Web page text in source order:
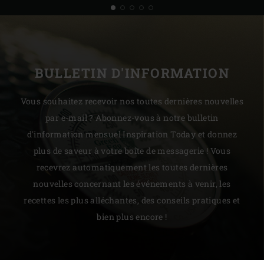
BULLETIN D'INFORMATION
Vous souhaitez recevoir nos toutes dernières nouvelles
par e-mail ? Abonnez-vous à notre bulletin
d'information mensuel Inspiration Today et donnez
plus de saveur à votre boîte de messagerie ! Vous
recevrez automatiquement les toutes dernières
nouvelles concernant les événements à venir, les
recettes les plus alléchantes, des conseils pratiques et
bien plus encore !